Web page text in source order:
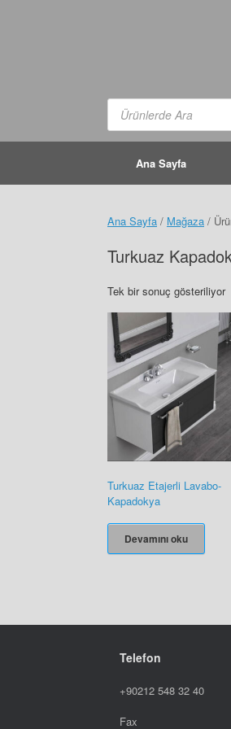
Products
search
Ana Sayfa
Ana Sayfa / Mağaza /
Turkuaz
Tek bir sonuç gösteriliyor
Turkuaz Etajerli Lavabo-
Kapadokya
Devamını oku
Telefon
+90212 548 32 40
Fax